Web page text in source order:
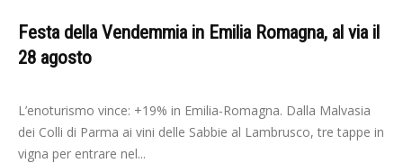
Festa della Vendemmia in Emilia Romagna, al via il
28 agosto
Elisabetta Gori - 12 Agosto 2025
L’enoturismo vince: +19% in Emilia-Romagna. Dalla Malvasia
dei Colli di Parma ai vini delle Sabbie al Lambrusco, tre tappe in
vigna per entrare nel...